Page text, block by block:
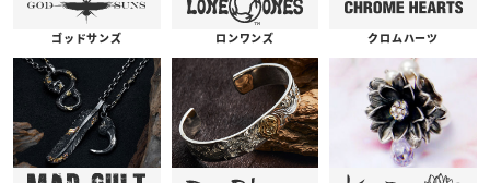
ゴッドサンズ ロンワンズ クロムハーツ